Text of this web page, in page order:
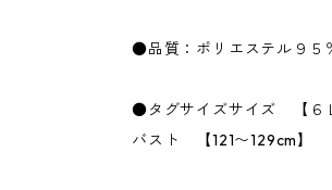
●品質：ポリエステル９５
●タグサイズサイズ 【６
バスト 【121〜129cm】